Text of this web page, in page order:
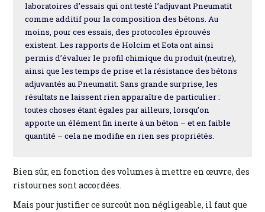
laboratoires d’essais qui ont testé l’adjuvant Pneumatit
comme additif pour la composition des bétons. Au
moins, pour ces essais, des protocoles éprouvés
existent. Les rapports de Holcim et Eota ont ainsi
permis d’évaluer le profil chimique du produit (neutre),
ainsi que les temps de prise et la résistance des bétons
adjuvantés au Pneumatit. Sans grande surprise, les
résultats ne laissent rien apparaître de particulier :
toutes choses étant égales par ailleurs, lorsqu’on
apporte un élément fin inerte à un béton – et en faible
quantité – cela ne modifie en rien ses propriétés.
Bien sûr, en fonction des volumes à mettre en œuvre, des
ristournes sont accordées.
Mais pour justifier ce surcoût non négligeable, il faut que